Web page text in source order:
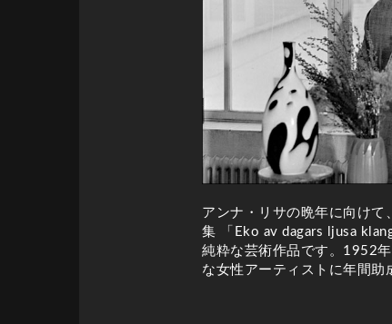
アンナ・リサの晩年に向けて
集 「Eko av dagars ljusa
純粋な芸術作品です。1952
な女性アーティストに年間助